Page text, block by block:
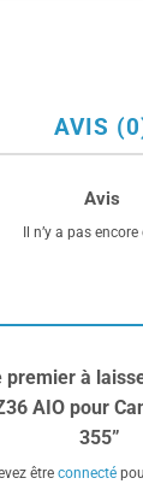
AVIS
Avis
Il n’y a pas encore
premier à
AIO pour
355”
être connecté